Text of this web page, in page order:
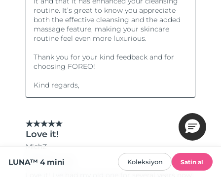
LUNA™ 4 mini Koleksiyon Satin al